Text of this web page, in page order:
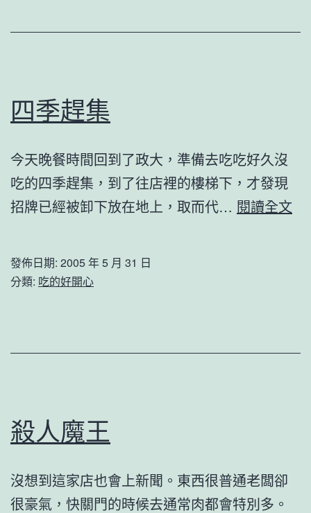
四季趕集
今天晚餐時間回到了政大，準備去吃吃好久沒
吃的四季趕集，到了往店裡的樓梯下，才發現
招牌已經被卸下放在地上，取而代… 閱讀全文
發佈日期: 2005 年 5 月 31 日
分類: 吃的好開心
殺人魔王
沒想到這家店也會上新聞。東西很普通老闆卻
很豪氣，快關門的時候去通常肉都會特別多。